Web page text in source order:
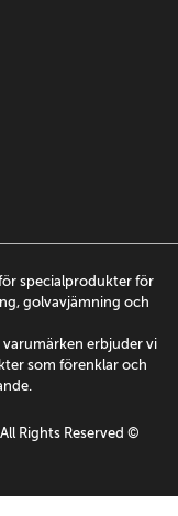
specialprodukter för
golvavjämning och
erbjuder vi
som förenklar och
Rights Reserved ©